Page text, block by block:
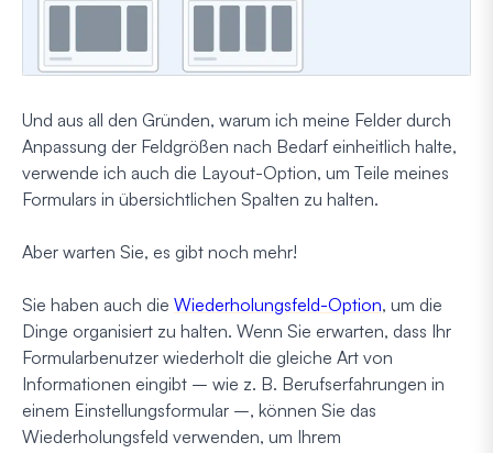
Und aus all den Gründen, warum ich meine Felder durch
Anpassung der Feldgrößen nach Bedarf einheitlich halte,
verwende ich auch die Layout-Option, um Teile meines
Formulars in übersichtlichen Spalten zu halten.
Aber warten Sie, es gibt noch mehr!
Sie haben auch die Wiederholungsfeld-Option, um die
Dinge organisiert zu halten. Wenn Sie erwarten, dass Ihr
Formularbenutzer wiederholt die gleiche Art von
Informationen eingibt – wie z. B. Berufserfahrungen in
einem Einstellungsformular –, können Sie das
Wiederholungsfeld verwenden, um Ihrem